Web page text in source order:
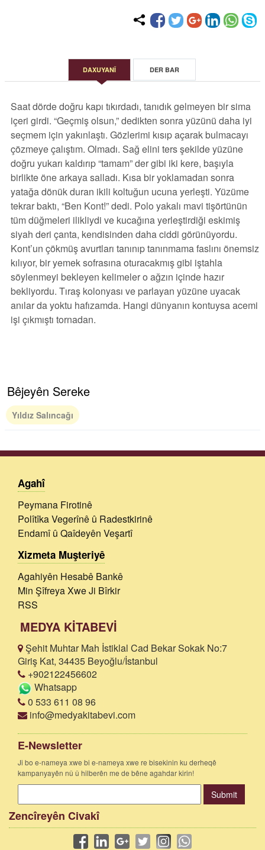
DAXUYANÎ DER BAR
Saat dörde doğru kapı tıkırdadı, tanıdık gelmeyen bir sima
içeri girdi. “Geçmiş olsun,” dedikten sonra yüzünü daha iyi
seçmem için yakınlaştı. Gözlerimi kısıp açarak bulmacayı
çözmeye çalıştım. Olmadı. Sağ elini ters şekilde yüzüne
doğru yukarı kaldırıp “tamam” der gibi iki kere, başıyla
birlikte öne arkaya salladı. Kısa bir yoklamadan sonra
yatağa dönük duran ikili koltuğun ucuna yerleşti. Yüzüme
tekrar baktı, “Ben Kont!” dedi. Polo yakalı mavi tişörtünün
tüm düğmeleri ilikliydi ve kucağına yerleştirdiği eskimiş
siyah deri çanta, kendisinden daha ciddi görünüyordu.
Kont’un çökmüş avurtları tanınıp tanınmama faslını önemsiz
kılıyor, bir yemek sofrasına oturacakmış gibi iştahla
söylenmeyi bekleyen kelimeler o ağzın içinde hazır
bekliyordu. Tıraş kolonyası ve parlayan yüzüne uyacak
anılar da yoktu hafızamda. Hangi dünyanın kontuysa acemi
işi çıkmıştı tornadan.
Bêjeyên Sereke
Yıldız Salıncağı
Agahî
Peymana Firotinê
Polîtîka Vegerînê û Radestkirinê
Endamî û Qaîdeyên Veşartî
Xizmeta Muşteriyê
Agahiyên Hesabê Bankê
Min Şîfreya Xwe Ji Bîrkir
RSS
MEDYA KİTABEVİ
Şehit Muhtar Mah İstiklal Cad Bekar Sokak No:7
Giriş Kat, 34435 Beyoğlu/İstanbul
+902122456602
Whatsapp
0 533 611 08 96
info@medyakitabevi.com
E-Newsletter
Ji bo e-nameya xwe bi e-nameya xwe re bisekinin ku derheqê
kampanyayên nû û hilberên me de bêne agahdar kirin!
Submit
Zencîreyên Civakî